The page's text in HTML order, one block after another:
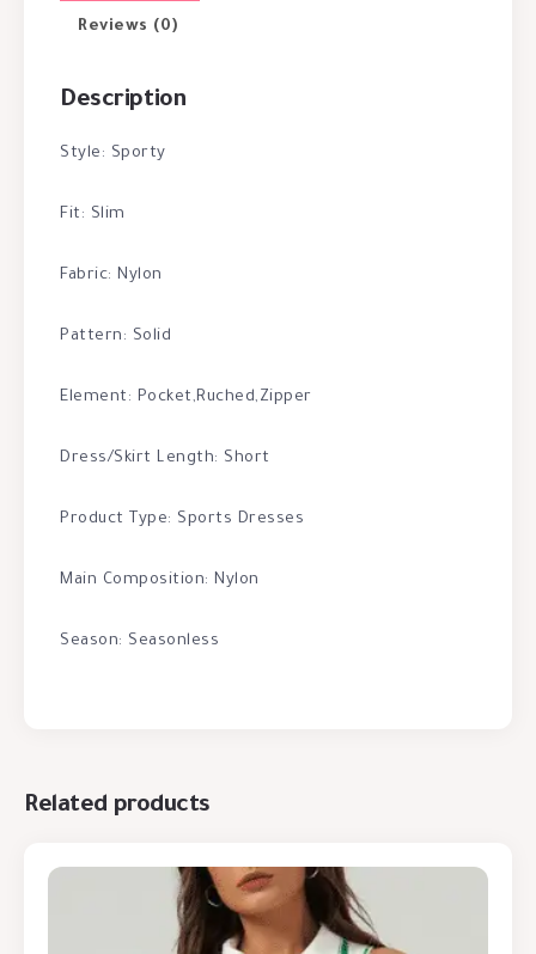
Reviews (0)
Description
Style: Sporty
Fit: Slim
Fabric: Nylon
Pattern: Solid
Element: Pocket,Ruched,Zipper
Dress/Skirt Length: Short
Product Type: Sports Dresses
Main Composition: Nylon
Season: Seasonless
Related products